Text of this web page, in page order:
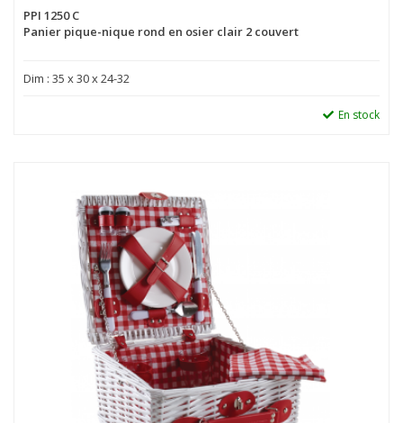
PPI 1250 C
Panier pique-nique rond en osier clair 2 couvert
Dim : 35 x 30 x 24-32
En stock